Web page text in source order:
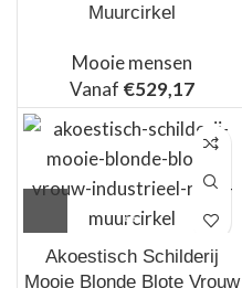
Muurcirkel
Mooie mensen
Vanaf €529,17
Akoestisch Schilderij
Mooie Blonde Blote Vrouw